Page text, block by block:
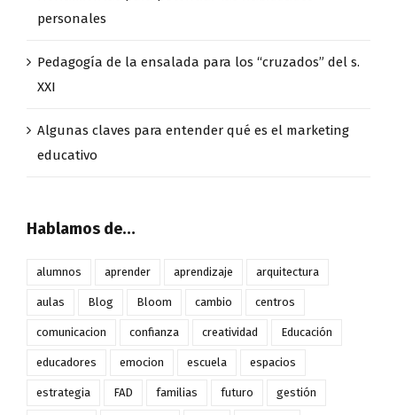
personales
Pedagogía de la ensalada para los “cruzados” del s.
XXI
Algunas claves para entender qué es el marketing
educativo
Hablamos de…
alumnos aprender aprendizaje arquitectura
aulas Blog Bloom cambio centros
comunicacion confianza creatividad Educación
educadores emocion escuela espacios
estrategia FAD familias futuro gestión